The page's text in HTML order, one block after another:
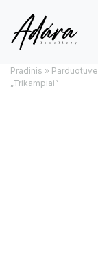
Pradinis » Parduotuve
„Trikampiai”